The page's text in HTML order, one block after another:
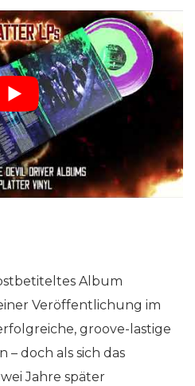
Album
Veröffentlichung im
groove-lastige
– doch als sich das
Jahre später